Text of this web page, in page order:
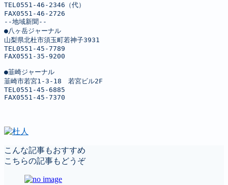
TEL0551-46-2346（代）
FAX0551-46-2726
--地域新聞--
●八ヶ岳ジャーナル
山梨県北杜市須玉町若神子3931
TEL0551-45-7789
FAX0551-35-9200
●韮崎ジャーナル
韮崎市若宮1-3-18　若宮ビル2F
TEL0551-45-6885
FAX0551-45-7370
こんな記事もおすすめ
こちらの記事もどうぞ